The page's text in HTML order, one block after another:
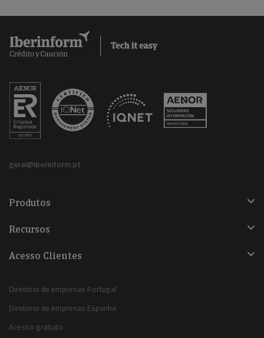
geral@iberinform.pt
Produtos
Recursos
Acesso Clientes
Diretório de empresas Portugal
Diretório de empresas Espanha
Acesso gratuito